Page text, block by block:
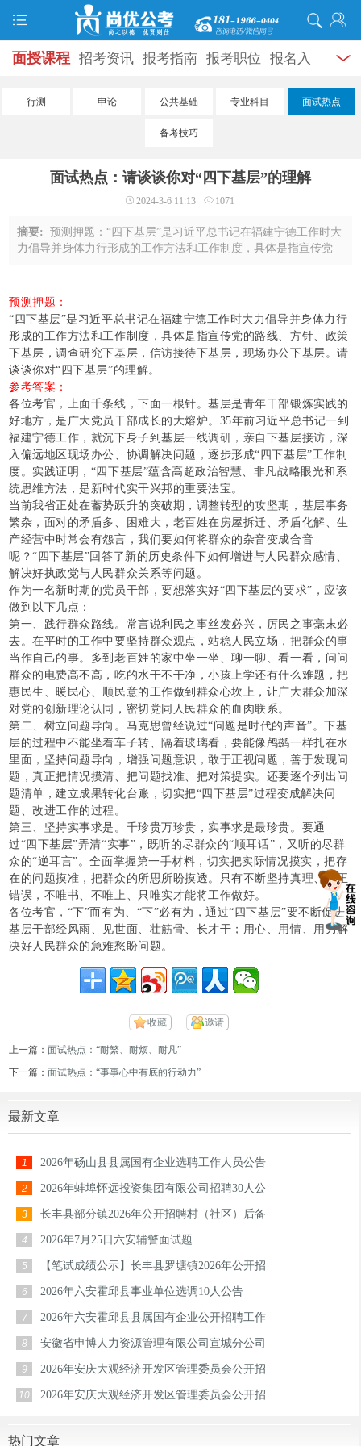
面授课程 招考资讯 报考指南 报考职位 报名入
打准考证 成绩查询 面试公告 录用公示 辅导
考试题库 模拟试题
行测 申论 公共基础 专业科目 面试热点
备考技巧
面试热点：请谈谈你对“四下基层”的理解
2024-3-6 11:13 1071
摘要:预测押题：“四下基层”是习近平总书记在福建宁德工作时大
力倡导并身体力行形成的工作方法和工作制度，具体是指宣传党
预测押题：
“四下基层”是习近平总书记在福建宁德工作时大力倡导并身体力行
形成的工作方法和工作制度，具体是指宣传党的路线、方针、政策
下基层，调查研究下基层，信访接待下基层，现场办公下基层。请
谈谈你对“四下基层”的理解。
参考答案：
各位考官，上面千条线，下面一根针。基层是青年干部锻炼实践的
好地方，是广大党员干部成长的大熔炉。 35年前习近平总书记一到
福建宁德工作，就沉下身子到基层一线调研，亲自下基层接访，深
入偏远地区现场办公、协调解决问题，逐步形成“四下基层”工作制
度。实践证明，“四下基层”蕴含高超政治智慧、非凡战略眼光和系
统思维方法，是新时代实干兴邦的重要法宝。
当前我省正处在蓄势跃升的突破期，调整转型的攻坚期，基层事务
繁杂，面对的矛盾多、困难大，老百姓在房屋拆迁、矛盾化解、生
产经营中时常会有怨言，我们要如何将群众的杂音变成合音
呢？“四下基层”回答了新的历史条件下如何增进与人民群众感情、
解决好执政党与人民群众关系等问题。
作为一名新时期的党员干部，要想落实好“四下基层的要求”，应该
做到以下几点：
第一、践行群众路线。常言说利民之事丝发必兴，厉民之事毫末必
去。在平时的工作中要坚持群众观点，站稳人民立场，把群众的事
当作自己的事。多到老百姓的家中坐一坐、聊一聊、看一看，问问
群众的电费高不高，吃的水干不干净，小孩上学还有什么难题，把
惠民生、暖民心、顺民意的工作做到群众心坎上，让广大群众加深
对党的创新理论认同，密切党同人民群众的血肉联系。
第二、树立问题导向。马克思曾经说过“问题是时代的声音”。下基
层的过程中不能坐着车子转、隔着玻璃看，要能像鸬鹚一样扎在水
里面，坚持问题导向，增强问题意识，敢于正视问题，善于发现问
题，真正把情况摸清、把问题找准、把对策提实。还要逐个列出问
题清单，建立成果转化台账，切实把“四下基层”过程变成解决问
题、改进工作的过程。
第三、坚持实事求是。千珍贵万珍贵，实事求是最珍贵。要通
过“四下基层”弄清“实事”，既听的尽群众的“顺耳话”，又听的尽群
众的“逆耳言”。全面掌握第一手材料，切实把实际情况摸实，把存
在的问题摸准，把群众的所思所盼摸透。只有不断坚持真理、修正
错误，不唯书、不唯上、只唯实才能将工作做好。
各位考官， “下”而有为、“下”必有为，通过“四下基层”要不断促进
基层干部经风雨、见世面、壮筋骨、长才干；用心、用情、用力解
决好人民群众的急难愁盼问题。
收藏 邀请
上一篇：面试热点：“耐繁、耐烦、耐凡”
下一篇：面试热点：“事事心中有底的行动力”
最新文章
1 2026年砀山县县属国有企业选聘工作人员公告
2 2026年蚌埠怀远投资集团有限公司招聘30人公
3 长丰县部分镇2026年公开招聘村（社区）后备
4 2026年7月25日六安辅警面试题
5 【笔试成绩公示】长丰县罗塘镇2026年公开招
6 2026年六安霍邱县事业单位选调10人公告
7 2026年六安霍邱县县属国有企业公开招聘工作
8 安徽省申博人力资源管理有限公司宣城分公司
9 2026年安庆大观经济开发区管理委员会公开招
10 2026年安庆大观经济开发区管理委员会公开招
热门文章